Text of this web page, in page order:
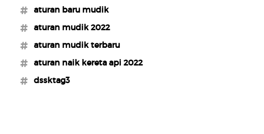
#aturan baru mudik
#aturan mudik 2022
#aturan mudik terbaru
#aturan naik kereta api 2022
#dssktag3